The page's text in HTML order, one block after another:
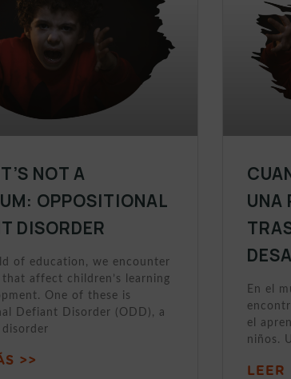
NOT A
OPPOSITIONAL
DISORDER
of education, we encounter
that affect children’s learning
One of these is
Defiant Disorder (ODD), a
disorder
>>
UNA
En el
el
niños.
LEER